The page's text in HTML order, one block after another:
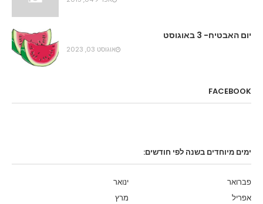
יום האבטיח- 3 באוגוסט
אוגוסט 03, 2023
FACEBOOK
ימים מיוחדים בשנה לפי חודשים:
ינואר
פברואר
מרץ
אפריל